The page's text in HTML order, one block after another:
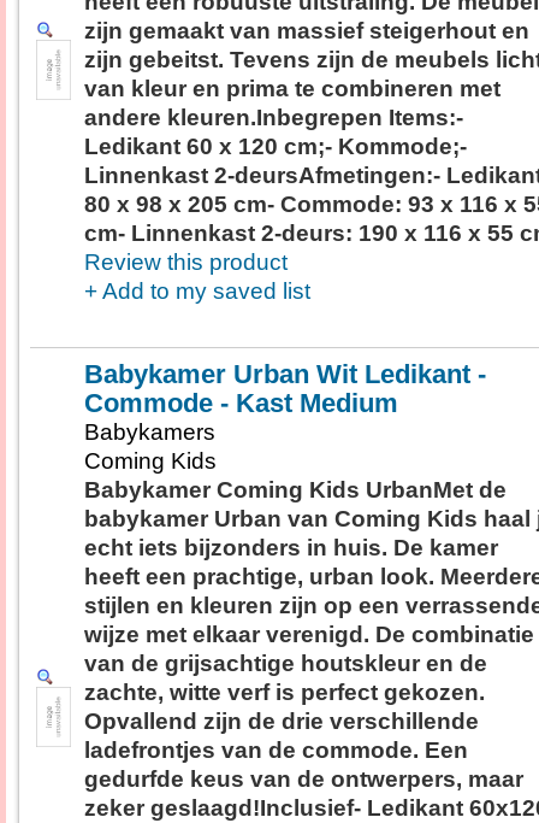
zijn gemaakt van massief steigerhout en
zijn gebeitst. Tevens zijn de meubels
van kleur en prima te combineren met
andere kleuren.Inbegrepen Items:-
Ledikant 60 x 120 cm;- Kommode;-
Linnenkast 2-deursAfmetingen:-
80 x 98 x 205 cm- Commode: 93 x 116 x
cm- Linnenkast 2-deurs: 190 x 116 x 55
Review this product
+ Add to my saved list
Babykamer Urban Wit Ledikant -
Commode - Kast Medium
Babykamers
Coming Kids
Babykamer Coming Kids UrbanMet de
babykamer Urban van Coming Kids haal
echt iets bijzonders in huis. De kamer
heeft een prachtige, urban look.
stijlen en kleuren zijn op een
wijze met elkaar verenigd. De combinatie
van de grijsachtige houtskleur en de
zachte, witte verf is perfect gekozen.
Opvallend zijn de drie verschillende
ladefrontjes van de commode. Een
gedurfde keus van de ontwerpers, maar
zeker geslaagd!Inclusief- Ledikant